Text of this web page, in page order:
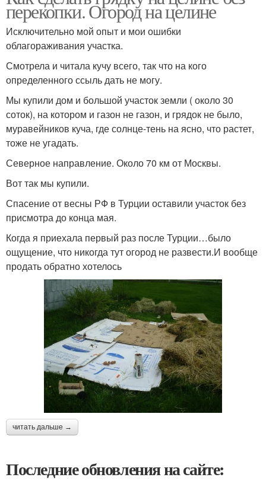
перекопки. Огород на целине
Исключительно мой опыт и мои ошибки
облагораживания участка.
Смотрела и читала кучу всего, так что на кого
определенного ссыль дать не могу.
Мы купили дом и большой участок земли ( около 30
соток), на котором и газон не газон, и грядок не было,
муравейников куча, где солнце-тень на ясно, что растет,
тоже не угадать.
Северное направление. Около 70 км от Москвы.
Вот так мы купили.
Спасение от весны РФ в Турции оставили участок без
присмотра до конца мая.
Когда я приехала первый раз после Турции…было
ощущение, что никогда тут огород не развести.И вообще
продать обратно хотелось
читать дальше →
Последние обновления на сайте: